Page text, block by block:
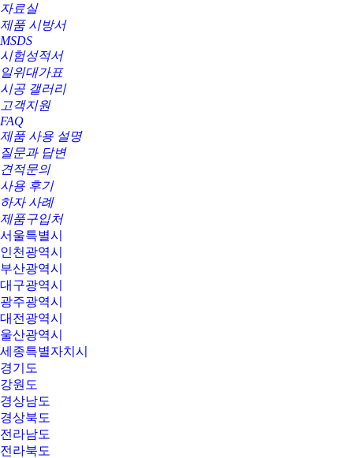
자료실
제품 시방서
MSDS
시험성적서
일위대가표
시공 갤러리
고객지원
FAQ
제품 사용 설명
질문과 답변
견적문의
사용 후기
하자 사례
제품구입처
서울특별시
인천광역시
부산광역시
대구광역시
광주광역시
대전광역시
울산광역시
세종특별자치시
경기도
강원도
경상남도
경상북도
전라남도
전라북도